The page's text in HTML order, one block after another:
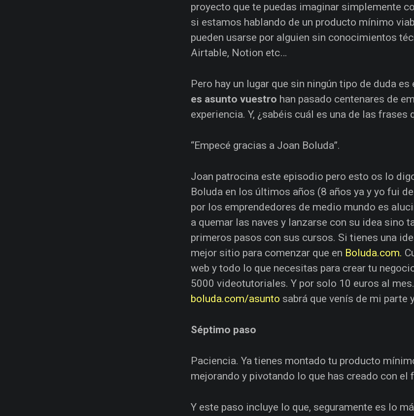
proyecto que te puedas imaginar simplemente
si estamos hablando de un producto mínimo
pueden usarse por alguien sin conocimientos
Airtable, Notion etc…
Pero hay un lugar que sin ningún tipo de duda
es asunto vuestro han pasado centenares de
experiencia. Y, ¿sabéis cuál es una de las frases
“Empecé gracias a Joan Boluda”.
Joan patrocina este episodio pero esto os lo
Boluda en los últimos años (8 años ya y yo fui
por los emprendedores de medio mundo es
a quemar las naves y lanzarse con su idea sino
primeros pasos con sus cursos. Si tienes una
mejor sitio para comenzar que en Boluda.com.
web y todo lo que necesitas para crear tu
5000 videotutoriales. Y por solo 10 euros al
boluda.com/asunto sabrá que venís de mi parte
Séptimo paso
Paciencia. Ya tienes montado tu producto
mejorando y pivotando lo que has creado con
Y este paso incluye lo que, seguramente es lo